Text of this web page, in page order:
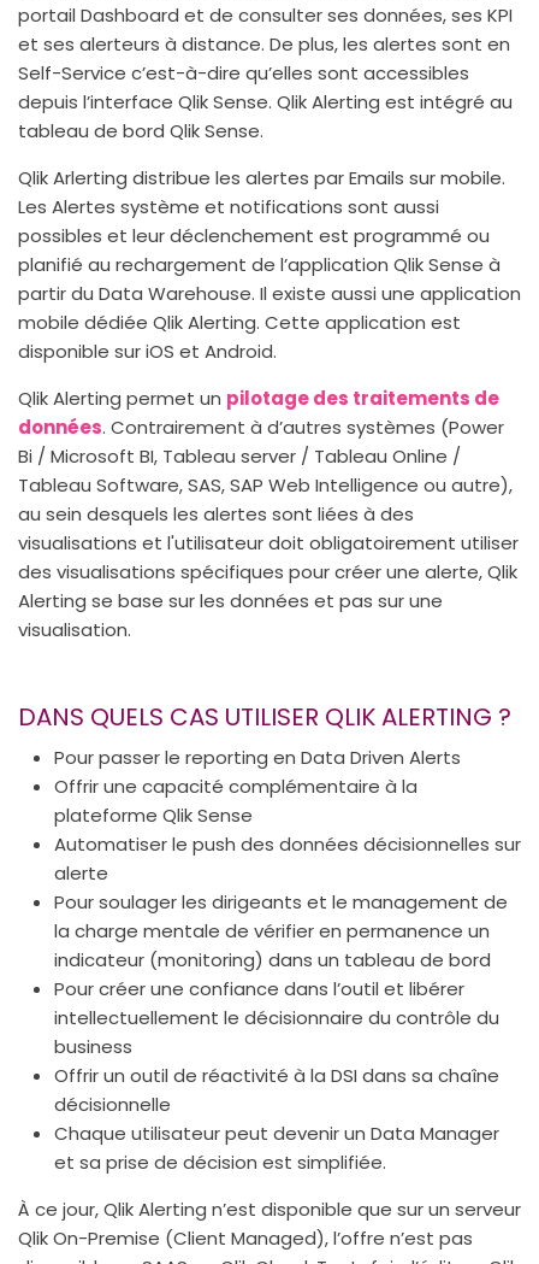
portail Dashboard et de consulter ses données, ses KPI
et ses alerteurs à distance. De plus, les alertes sont en
Self-Service c’est-à-dire qu’elles sont accessibles
depuis l’interface Qlik Sense. Qlik Alerting est intégré au
tableau de bord Qlik Sense.
Qlik Arlerting distribue les alertes par Emails sur mobile.
Les Alertes système et notifications sont aussi
possibles et leur déclenchement est programmé ou
planifié au rechargement de l’application Qlik Sense à
partir du Data Warehouse. Il existe aussi une application
mobile dédiée Qlik Alerting. Cette application est
disponible sur iOS et Android.
Qlik Alerting permet un pilotage des traitements de
données. Contrairement à d’autres systèmes (Power
Bi / Microsoft BI, Tableau server / Tableau Online /
Tableau Software, SAS, SAP Web Intelligence ou autre),
au sein desquels les alertes sont liées à des
visualisations et l'utilisateur doit obligatoirement utiliser
des visualisations spécifiques pour créer une alerte, Qlik
Alerting se base sur les données et pas sur une
visualisation.
DANS QUELS CAS UTILISER QLIK ALERTING ?
Pour passer le reporting en Data Driven Alerts
Offrir une capacité complémentaire à la
plateforme Qlik Sense
Automatiser le push des données décisionnelles sur
alerte
Pour soulager les dirigeants et le management de
la charge mentale de vérifier en permanence un
indicateur (monitoring) dans un tableau de bord
Pour créer une confiance dans l’outil et libérer
intellectuellement le décisionnaire du contrôle du
business
Offrir un outil de réactivité à la DSI dans sa chaîne
décisionnelle
Chaque utilisateur peut devenir un Data Manager
et sa prise de décision est simplifiée.
À ce jour, Qlik Alerting n’est disponible que sur un serveur
Qlik On-Premise (Client Managed), l’offre n’est pas